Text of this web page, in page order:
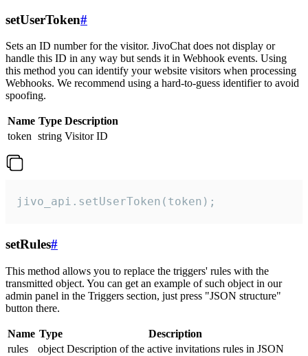
setUserToken#
Sets an ID number for the visitor. JivoChat does not display or
handle this ID in any way but sends it in Webhook events. Using
this method you can identify your website visitors when processing
Webhooks. We recommend using a hard-to-guess identifier to avoid
spoofing.
Name Type Description
token string Visitor ID
jivo_api.setUserToken(token);
setRules#
This method allows you to replace the triggers' rules with the
transmitted object. You can get an example of such object in our
admin panel in the Triggers section, just press "JSON structure"
button there.
Name Type
Description
rules
object Description of the active invitations rules in JSON